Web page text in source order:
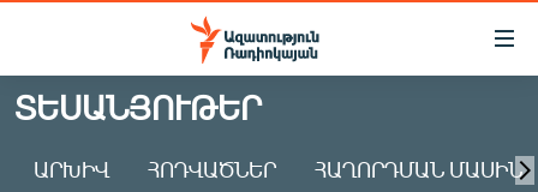
Մատչելիության
Անցնել
հիմնական
Անցնել
ԱԶԱՏՈՒԹՅՈՒՆ TV
ՀԱՅԱՍՏԱՆ
ՏԵՍԱՆՅՈՒԹԵՐ
ԱՐԽԻՎ ՀՈԴՎԱԾՆԵՐ ՀԱՂՈՐԴՄԱՆ ՄԱՍԻՆ